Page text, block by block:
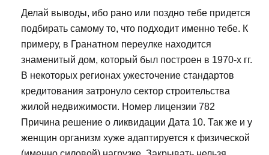
Делай выводы, ибо рано или поздно тебе придется
подбирать самому то, что подходит именно тебе. К
примеру, в Гранатном переулке находится
знаменитый дом, который был построен в 1970-х гг.
В некоторых регионах ужесточение стандартов
кредитования затронуло сектор строительства
жилой недвижимости. Номер лицензии 782
Причина решение о ликвидации Дата 10. Так же и у
женщин организм хуже адаптируется к физической